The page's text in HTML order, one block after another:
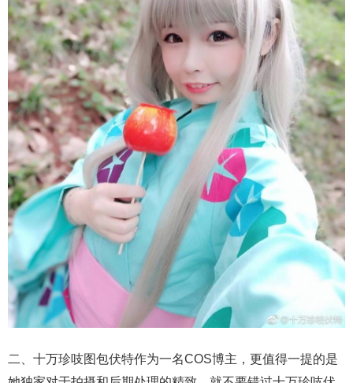
二、十万珍吱图包伏特作为一名COS博主，更值得一提的是